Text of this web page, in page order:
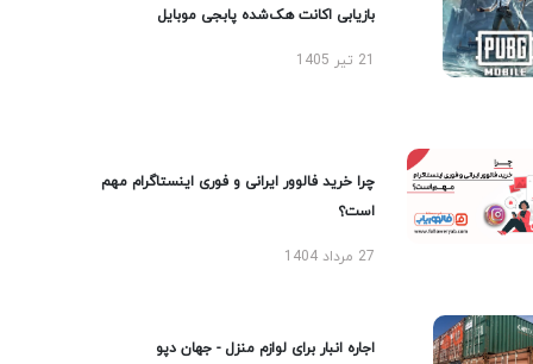
بازیابی اکانت هک‌شده پابجی موبایل
چرا خرید فالوور ایرانی و فوری اینستاگرام مهم
است؟
27 مرداد 1404
اجاره انبار برای لوازم منزل - جهان دپو